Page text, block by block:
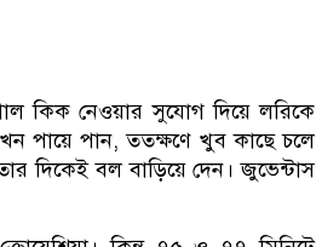
কিক নেওয়ার সুযোগ দিয়ে লরিকে
পায়ে পান, ততক্ষণে খুব কাছে চলে
দিকেই বল বাড়িয়ে দেন। জুভেন্টাস